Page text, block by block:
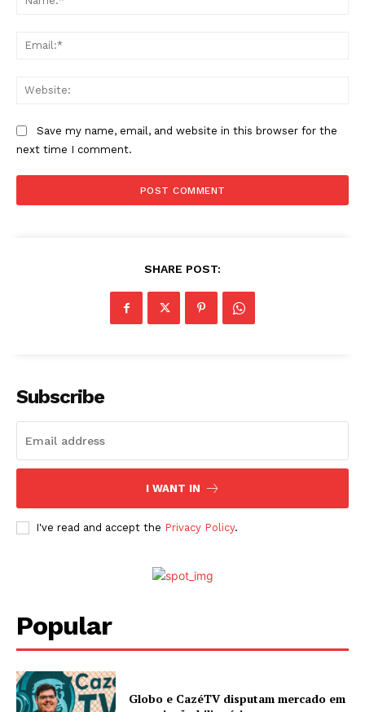
Save my name, email, and website in this browser for the
next time I comment.
SHARE POST:
Subscribe
I WANT IN
I've read and accept the Privacy Policy.
Popular
Globo e CazéTV disputam mercado em